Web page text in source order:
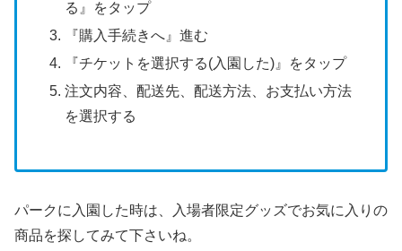
る』をタップ
『購入手続きへ』進む
『チケットを選択する(入園した)』をタップ
注文内容、配送先、配送方法、お支払い方法
を選択する
パークに入園した時は、入場者限定グッズでお気に入りの
商品を探してみて下さいね。